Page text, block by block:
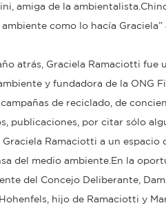
amiga de la
como lo hacía
atrás, Graciela Ramaciotti
y fundadora de la ONG
de reciclado, de
publicaciones, por citar sólo
Ramaciotti a un espacio
del medio ambiente.En la
del Concejo Deliberante,
hijo de Ramaciotti y